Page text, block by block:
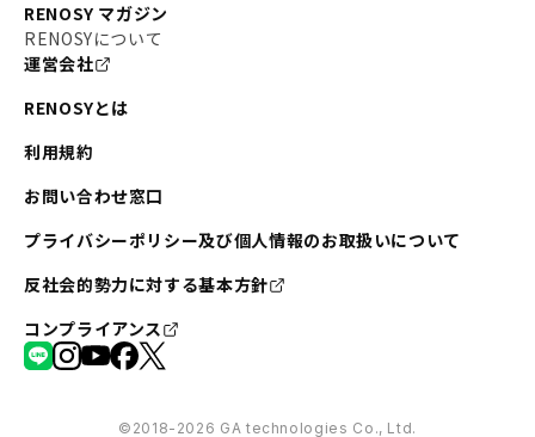
RENOSY マガジン
RENOSYについて
運営会社
RENOSYとは
利用規約
お問い合わせ窓口
プライバシーポリシー及び個人情報のお取扱いについて
反社会的勢力に対する基本方針
コンプライアンス
©︎2018-2026 GA technologies Co., Ltd.